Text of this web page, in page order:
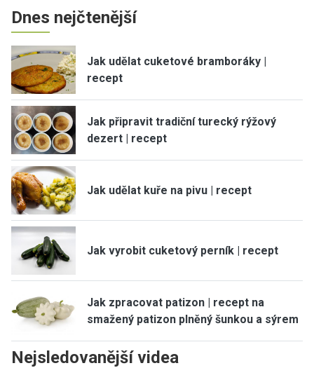
Dnes nejčtenější
Jak udělat cuketové bramboráky |
recept
Jak připravit tradiční turecký rýžový
dezert | recept
Jak udělat kuře na pivu | recept
Jak vyrobit cuketový perník | recept
Jak zpracovat patizon | recept na
smažený patizon plněný šunkou a sýrem
Nejsledovanější videa